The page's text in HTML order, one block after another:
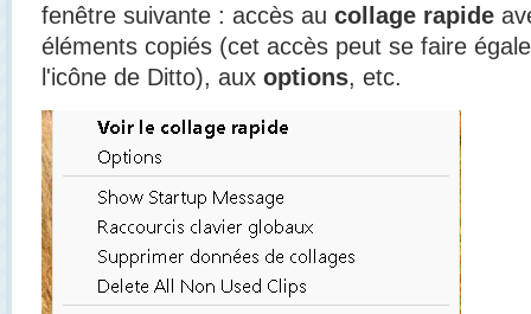
fenêtre suivante : accès au collage rapide
éléments copiés (cet accès peut se faire
l'icône de Ditto), aux options, etc.